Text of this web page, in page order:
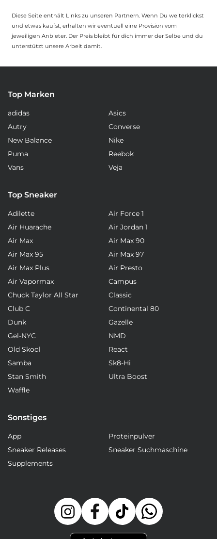
Diese Seite enthält Links zu unseren Partnern. Wenn Du weiterklickst
und etwas kaufst, erhalten wir eventuell eine Provision vom
jeweiligen Anbieter. Der Preis bleibt für dich immer der Selbe und du
unterstützt unsere Arbeit damit.
Top Marken
adidas
Asics
Autry
Converse
New Balance
Nike
Puma
Reebok
Vans
Veja
Top Sneaker
Adilette
Air Force 1
Air Huarache
Air Jordan 1
Air Max
Air Max 90
Air Max 95
Air Max 97
Air Max Plus
Air Presto
Air Vapormax
Campus
Chuck Taylor All Star
Classic
Club C
Continental 80
Dunk
Gazelle
Gel-NYC
NMD
Old Skool
React
Samba
Sk8-Hi
Stan Smith
Ultra Boost
Waffle
Sonstiges
App
Proteinpulver
Sneaker Releases
Sneaker Suchmaschine
Supplements